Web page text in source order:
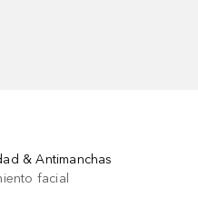
& Antimanchas
facial